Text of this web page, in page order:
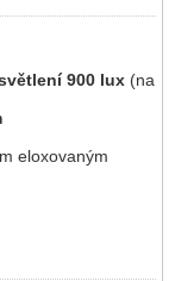
900 lux (na
eloxovaným